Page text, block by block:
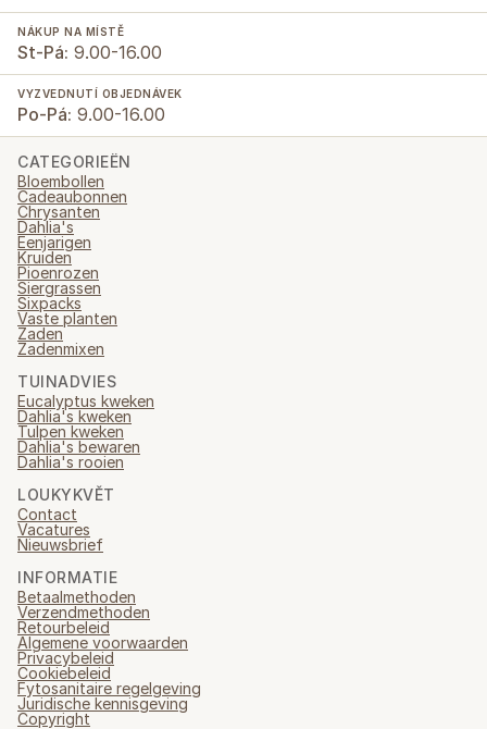
NÁKUP NA MÍSTĚ
St-Pá: 9.00-16.00
VYZVEDNUTÍ OBJEDNÁVEK
Po-Pá: 9.00-16.00
CATEGORIEËN
Bloembollen
Cadeaubonnen
Chrysanten
Dahlia's
Eenjarigen
Kruiden
Pioenrozen
Siergrassen
Sixpacks
Vaste planten
Zaden
Zadenmixen
TUINADVIES
Eucalyptus kweken
Dahlia's kweken
Tulpen kweken
Dahlia's bewaren
Dahlia's rooien
LOUKYKVĚT
Contact
Vacatures
Nieuwsbrief
INFORMATIE
Betaalmethoden
Verzendmethoden
Retourbeleid
Algemene voorwaarden
Privacybeleid
Cookiebeleid
Fytosanitaire regelgeving
Juridische kennisgeving
Copyright